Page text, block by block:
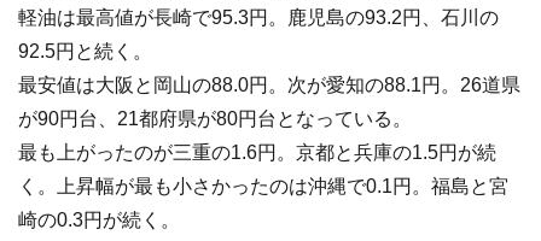
軽油は最高値が長崎で95.3円。鹿児島の93.2円、石川の
92.5円と続く。
最安値は大阪と岡山の88.0円。次が愛知の88.1円。26道県
が90円台、21都府県が80円台となっている。
最も上がったのが三重の1.6円。京都と兵庫の1.5円が続
く。上昇幅が最も小さかったのは沖縄で0.1円。福島と宮
崎の0.3円が続く。